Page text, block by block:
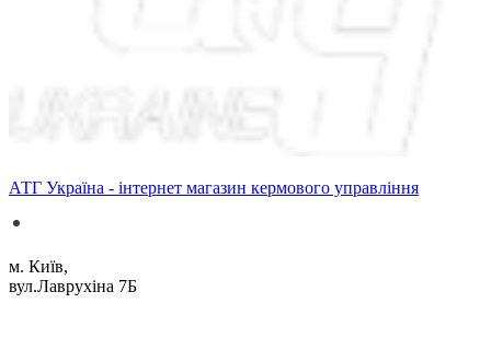
АТГ Україна - інтернет магазин кермового управління
м. Київ,
вул.Лаврухіна 7Б